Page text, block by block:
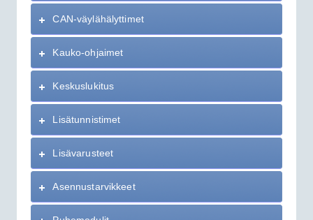
CAN-väylähälyttimet
Kauko-ohjaimet
Keskuslukitus
Lisätunnistimet
Lisävarusteet
Asennustarvikkeet